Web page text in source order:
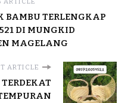
BAMBU TERLENGKAP
DI MUNGKID
MAGELANG
ARTICLE